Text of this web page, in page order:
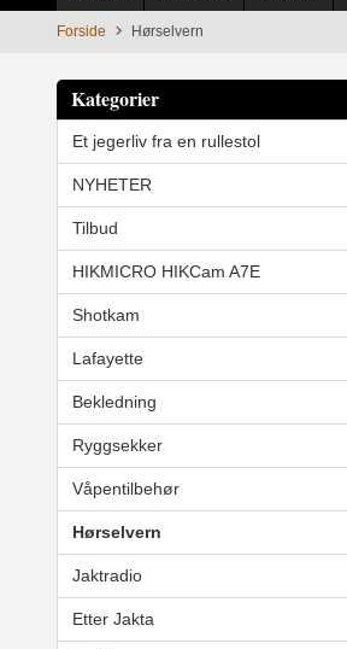
Forside Hørselvern
Kategorier
Et jegerliv fra en rullestol
NYHETER
Tilbud
HIKMICRO HIKCam A7E
Shotkam
Lafayette
Bekledning
Ryggsekker
Våpentilbehør
Hørselvern
Jaktradio
Etter Jakta